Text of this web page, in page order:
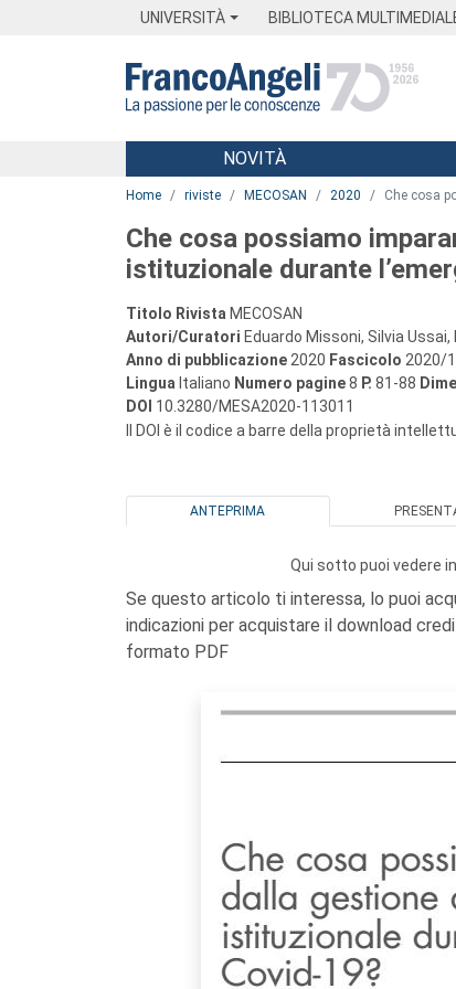
UNIVERSITÀ BIBLIOTECA
Menu
NOVITÀ
Home riviste MECOSAN 2020 Che cosa
Che cosa possiamo
istituzionale durante
Titolo Rivista MECOSAN
Autori/Curatori Eduardo Missoni, Silvia
Anno di pubblicazione 2020 Fascicolo 2020/
Lingua Italiano Numero pagine8 P. 81-88
DOI 10.3280/MESA2020-113011
Il DOI è il codice a barre della proprietà
ANTEPRIMA
Qui sotto puoi vedere
Se questo articolo ti interessa, lo puoi
indicazioni per acquistare il download
formato PDF